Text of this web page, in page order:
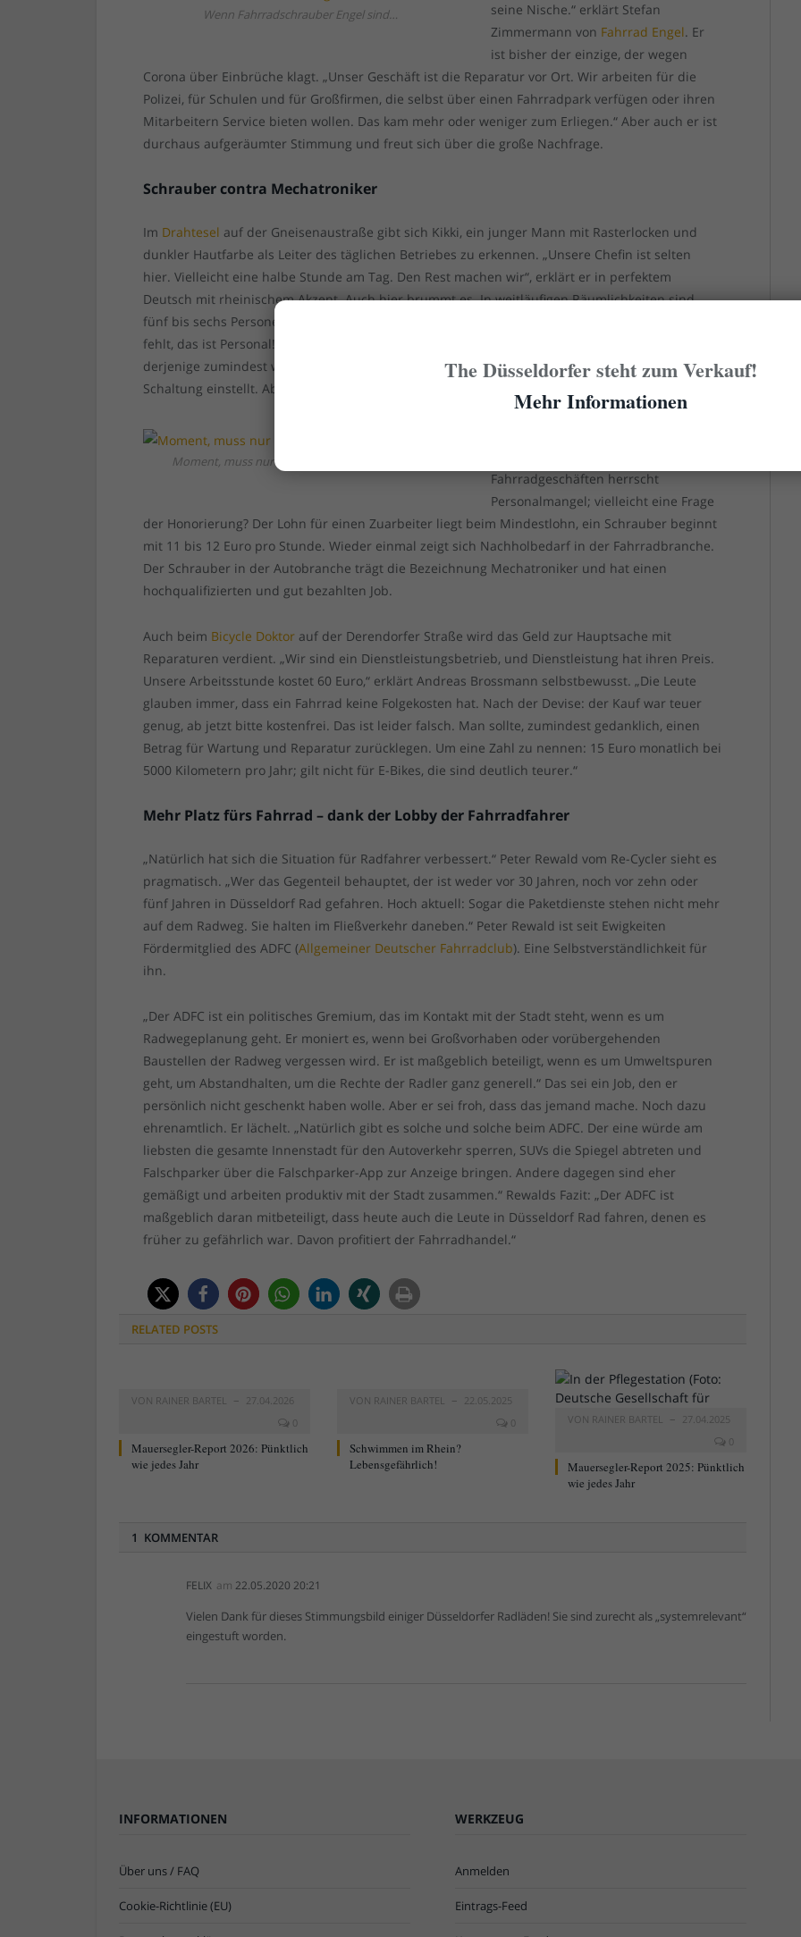
Wenn Fahrradschrauber Engel sind…
seine Nische.“ erklärt Stefan
Zimmermann von Fahrrad Engel. Er
ist bisher der einzige, der wegen
Corona über Einbrüche klagt. „Unser Geschäft ist die Reparatur vor Ort. Wir arbeiten für die
Polizei, für Schulen und für Großfirmen, die selbst über einen Fahrradpark verfügen oder ihren
Mitarbeitern Service bieten wollen. Das kam mehr oder weniger zum Erliegen.“ Aber auch er ist
durchaus aufgeräumter Stimmung und freut sich über die große Nachfrage.
Schrauber contra Mechatroniker
Im Drahtesel auf der Gneisenaustraße gibt sich Kikki, ein junger Mann mit Rasterlocken und
dunkler Hautfarbe als Leiter des täglichen Betriebes zu erkennen. „Unsere Chefin ist selten
hier. Vielleicht eine halbe Stunde am Tag. Den Rest machen wir“, erklärt er in perfektem
Deutsch mit rheinischem Akzent. Auch hier brummt es. In weitläufigen Räumlichkeiten sind
fünf bis sechs Personen gleichzeitig am Arbeiten. Alles steht voll mit Fahrrädern. „Was uns
fehlt, das ist Personal! Gerade jetzt würden wir sofort einstellen! Natürlich wäre schön, wenn
derjenige zumindest wüsste, wie man einen Schlauch wechselt, wie man Bremsen und
Schaltung einstellt. Aber auch Leute für Lager und Zuarbeitung können wir gebrauchen.“
Moment, muss nur noch das Laufrad wechseln…
Fahrradgeschäften herrscht
Personalmangel; vielleicht eine Frage
der Honorierung? Der Lohn für einen Zuarbeiter liegt beim Mindestlohn, ein Schrauber beginnt
mit 11 bis 12 Euro pro Stunde. Wieder einmal zeigt sich Nachholbedarf in der Fahrradbranche.
Der Schrauber in der Autobranche trägt die Bezeichnung Mechatroniker und hat einen
hochqualifizierten und gut bezahlten Job.
Auch beim Bicycle Doktor auf der Derendorfer Straße wird das Geld zur Hauptsache mit
Reparaturen verdient. „Wir sind ein Dienstleistungsbetrieb, und Dienstleistung hat ihren Preis.
Unsere Arbeitsstunde kostet 60 Euro,“ erklärt Andreas Brossmann selbstbewusst. „Die Leute
glauben immer, dass ein Fahrrad keine Folgekosten hat. Nach der Devise: der Kauf war teuer
genug, ab jetzt bitte kostenfrei. Das ist leider falsch. Man sollte, zumindest gedanklich, einen
Betrag für Wartung und Reparatur zurücklegen. Um eine Zahl zu nennen: 15 Euro monatlich bei
5000 Kilometern pro Jahr; gilt nicht für E-Bikes, die sind deutlich teurer.“
Mehr Platz fürs Fahrrad – dank der Lobby der Fahrradfahrer
„Natürlich hat sich die Situation für Radfahrer verbessert.“ Peter Rewald vom Re-Cycler sieht es
pragmatisch. „Wer das Gegenteil behauptet, der ist weder vor 30 Jahren, noch vor zehn oder
fünf Jahren in Düsseldorf Rad gefahren. Hoch aktuell: Sogar die Paketdienste stehen nicht mehr
auf dem Radweg. Sie halten im Fließverkehr daneben.“ Peter Rewald ist seit Ewigkeiten
Fördermitglied des ADFC (Allgemeiner Deutscher Fahrradclub). Eine Selbstverständlichkeit für
ihn.
„Der ADFC ist ein politisches Gremium, das im Kontakt mit der Stadt steht, wenn es um
Radwegeplanung geht. Er moniert es, wenn bei Großvorhaben oder vorübergehenden
Baustellen der Radweg vergessen wird. Er ist maßgeblich beteiligt, wenn es um Umweltspuren
geht, um Abstandhalten, um die Rechte der Radler ganz generell.“ Das sei ein Job, den er
persönlich nicht geschenkt haben wolle. Aber er sei froh, dass das jemand mache. Noch dazu
ehrenamtlich. Er lächelt. „Natürlich gibt es solche und solche beim ADFC. Der eine würde am
liebsten die gesamte Innenstadt für den Autoverkehr sperren, SUVs die Spiegel abtreten und
Falschparker über die Falschparker-App zur Anzeige bringen. Andere dagegen sind eher
gemäßigt und arbeiten produktiv mit der Stadt zusammen.“ Rewalds Fazit: „Der ADFC ist
maßgeblich daran mitbeteiligt, dass heute auch die Leute in Düsseldorf Rad fahren, denen es
früher zu gefährlich war. Davon profitiert der Fahrradhandel.“
RELATED POSTS
VON RAINER BARTEL
27.04.2026
0
Mauersegler-Report 2026: Pünktlich
wie jedes Jahr
VON RAINER BARTEL
22.05.2025
0
Schwimmen im Rhein?
Lebensgefährlich!
VON RAINER BARTEL
27.04.2025
0
Mauersegler-Report 2025: Pünktlich
wie jedes Jahr
1 KOMMENTAR
FELIX am 22.05.2020 20:21
Vielen Dank für dieses Stimmungsbild einiger Düsseldorfer Radläden! Sie sind zurecht als „systemrelevant“
eingestuft worden.
INFORMATIONEN
Über uns / FAQ
Cookie-Richtlinie (EU)
WERKZEUG
Anmelden
Eintrags-Feed
The Düsseldorfer steht zum Verkauf!
Mehr Informationen